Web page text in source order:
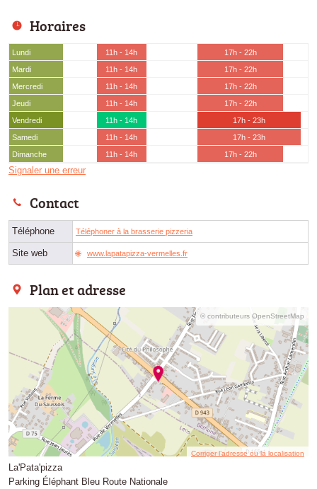
Horaires
Lundi 11h - 14h
17h - 22h
Mardi
11h - 14h
17h - 22h
Mercredi
11h - 14h
17h - 22h
Jeudi
11h - 14h
17h - 22h
Vendredi
11h - 14h
17h - 23h
Samedi
11h - 14h
17h - 23h
Dimanche
11h - 14h 17h - 22h
Signaler une erreur
Contact
Téléphone Téléphoner à la brasserie pizzeria
Site web www.lapatapizza-vermelles.fr
Plan et adresse
© contributeurs OpenStreetMap
Corriger l’adresse ou la localisation
La'Pata'pizza
Parking Éléphant Bleu Route Nationale